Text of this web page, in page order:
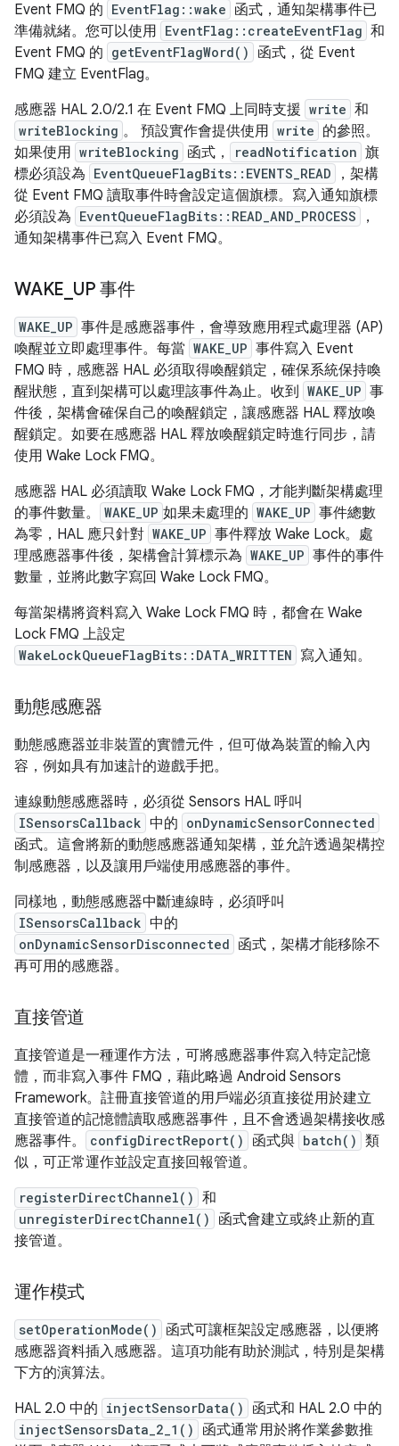
Event FMQ 的 EventFlag::wake 函式，通知架構事件已
準備就緒。您可以使用 EventFlag::createEventFlag 和
Event FMQ 的 getEventFlagWord()
函式，從 Event
FMQ 建立 EventFlag。
感應器 HAL 2.0/2.1 在 Event FMQ 上同時支援 write 和
writeBlocking 。 預設實作會提供使用 write 的參照。
如果使用 writeBlocking 函式， readNotification 旗
標必須設為 EventQueueFlagBits::EVENTS_READ
，架構
從 Event FMQ 讀取事件時會設定這個旗標。寫入通知旗標
必須設為 EventQueueFlagBits::READ_AND_PROCESS
，
通知架構事件已寫入 Event FMQ。
WAKE UP 事件
WAKE_UP 事件是感應器事件，會導致應用程式處理器 (AP)
喚醒並立即處理事件。每當 WAKE_UP 事件寫入 Event
FMQ 時，感應器 HAL 必須取得喚醒鎖定，確保系統保持喚
醒狀態，直到架構可以處理該事件為止。收到 WAKE_UP 事
件後，架構會確保自己的喚醒鎖定，讓感應器 HAL 釋放喚
醒鎖定。如要在感應器 HAL 釋放喚醒鎖定時進行同步，請
使用 Wake Lock FMQ。
感應器 HAL 必須讀取 Wake Lock FMQ，才能判斷架構處理
的事件數量。
WAKE_UP 如果未處理的 WAKE_UP 事件總數
為零，HAL 應只針對 WAKE_UP 事件釋放 Wake Lock。處
理感應器事件後，架構會計算標示為 WAKE_UP 事件的事件
數量，並將此數字寫回 Wake Lock FMQ。
每當架構將資料寫入 Wake Lock FMQ 時，都會在 Wake
Lock FMQ 上設定
WakeLockQueueFlagBits::DATA_WRITTEN 寫入通知。
動態感應器
動態感應器並非裝置的實體元件，但可做為裝置的輸入內
容，例如具有加速計的遊戲手把。
連線動態感應器時，必須從 Sensors HAL 呼叫
ISensorsCallback 中的 onDynamicSensorConnected
函式。這會將新的動態感應器通知架構，並允許透過架構控
制感應器，以及讓用戶端使用感應器的事件。
同樣地，動態感應器中斷連線時，必須呼叫
ISensorsCallback 中的
onDynamicSensorDisconnected 函式，架構才能移除不
再可用的感應器。
直接管道
直接管道是一種運作方法，可將感應器事件寫入特定記憶
體，而非寫入事件 FMQ，藉此略過 Android Sensors
Framework。註冊直接管道的用戶端必須直接從用於建立
直接管道的記憶體讀取感應器事件，且不會透過架構接收感
應器事件。
configDirectReport() 函式與 batch() 類
似，可正常運作並設定直接回報管道。
registerDirectChannel() 和
unregisterDirectChannel()
函式會建立或終止新的直
接管道。
運作模式
setOperationMode()
函式可讓框架設定感應器，以便將
感應器資料插入感應器。這項功能有助於測試，特別是架構
下方的演算法。
HAL 2.0 中的 injectSensorData() 函式和 HAL 2.0 中的
injectSensorsData_2_1()
函式通常用於將作業參數推